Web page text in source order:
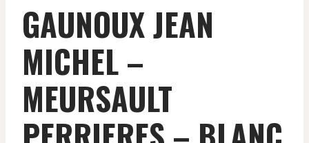
GAUNOUX JEAN
MICHEL –
MEURSAULT